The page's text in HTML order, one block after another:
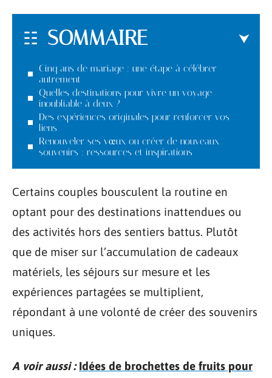
SOMMAIRE
Cinq ans de mariage : une étape à célébrer
autrement
Quelles destinations pour vivre un voyage
inoubliable à deux ?
Des expériences originales pour renforcer vos
liens
Renouveler ses vœux ou créer de nouveaux
souvenirs : ressources et inspirations
Certains couples bousculent la routine en
optant pour des destinations inattendues ou
des activités hors des sentiers battus. Plutôt
que de miser sur l’accumulation de cadeaux
matériels, les séjours sur mesure et les
expériences partagées se multiplient,
répondant à une volonté de créer des souvenirs
uniques.
A voir aussi : Idées de brochettes de fruits pour